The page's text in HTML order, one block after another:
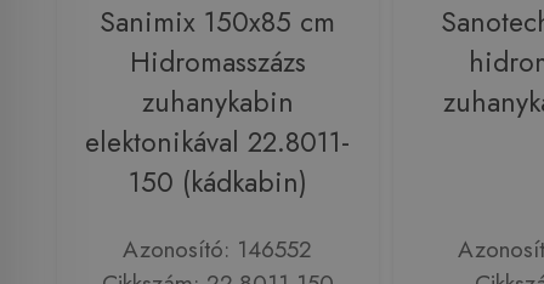
Sanimix 150x85 cm
Hidromasszázs
zuhanykabin
elektonikával 22.8011-
150 (kádkabin)
Azonosító: 146552